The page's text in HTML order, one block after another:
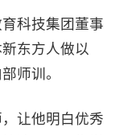
科技集团董事
东方人做以
师训。
让他明白优秀